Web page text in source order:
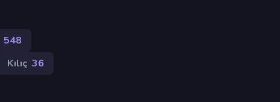
548
Kılıç 36